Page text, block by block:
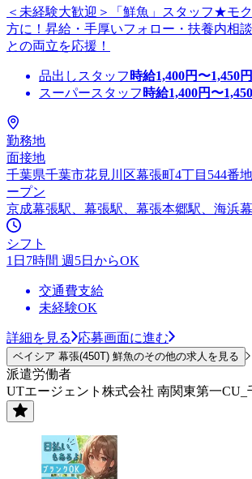
＜未経験大歓迎＞「鮮魚」スタッフ★モ
方に！昇給・手厚いフォロー・扶養内相
との両立を応援！
品出しスタッフ 時給1,400円〜1,450円
スーパースタッフ 時給1,400円〜1,450
勤務地
面接地
千葉県千葉市花見川区幕張町4丁目544番
ープン
京成幕張駅、幕張駅、幕張本郷駅、海浜
シフト
1日7時間 週5日からOK
交通費支給
未経験OK
詳細を見る 応募画面に進む
ベイシア 幕張(450T) 鮮魚のその他の求人を見る
派遣労働者
UTエージェント株式会社 南関東第一CU_